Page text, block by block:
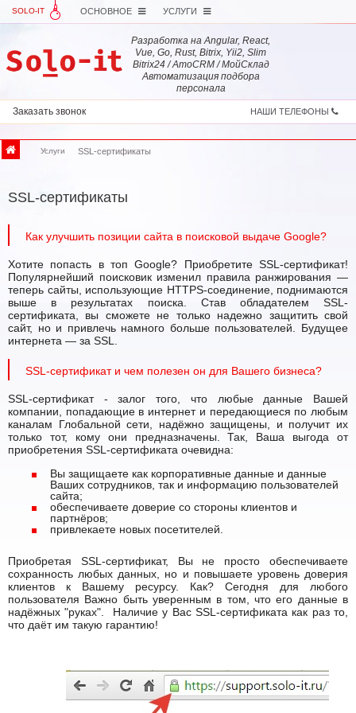
SOLO-IT ОСНОВНОЕ УСЛУГИ
Заказать звонок НАШИ ТЕЛЕФОНЫ
Разработка на Angular, React,
Vue, Go, Rust, Bitrix, Yii2, Slim
Bitrix24 / AmoCRM / МойСклад
Автоматизация подбора
персонала
Услуги SSL-сертификаты
SSL-сертификаты
Как улучшить позиции сайта в поисковой выдаче Google?
Хотите попасть в топ Google? Приобретите SSL-сертификат!
Популярнейший поисковик изменил правила ранжирования —
теперь сайты, использующие HTTPS-соединение, поднимаются
выше в результатах поиска. Став обладателем SSL-
сертификата, вы сможете не только надежно защитить свой
сайт, но и привлечь намного больше пользователей. Будущее
интернета — за SSL.
SSL-сертификат и чем полезен он для Вашего бизнеса?
SSL-сертификат - залог того, что любые данные Вашей
компании, попадающие в интернет и передающиеся по любым
каналам Глобальной сети, надёжно защищены, и получит их
только тот, кому они предназначены. Так, Ваша выгода от
приобретения SSL-сертификата очевидна:
Вы защищаете как корпоративные данные и данные
Ваших сотрудников, так и информацию пользователей
сайта;
обеспечиваете доверие со стороны клиентов и
партнёров;
привлекаете новых посетителей.
Приобретая SSL-сертификат, Вы не просто обеспечиваете
сохранность любых данных, но и повышаете уровень доверия
клиентов к Вашему ресурсу. Как? Сегодня для любого
пользователя Важно быть уверенным в том, что его данные в
надёжных "руках". Наличие у Вас SSL-сертификата как раз то,
что даёт им такую гарантию!